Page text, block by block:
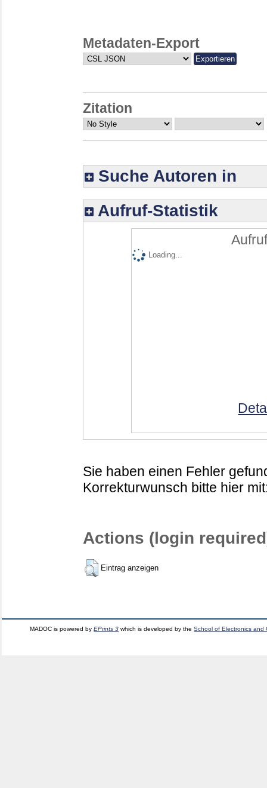
Metadaten-Export
Zitation
Suche Autoren in
Aufruf-Statistik
Loading...
Sie haben einen Fehler
Korrekturwunsch bitte hier
Actions (login
Eintrag anzeigen
MADOC is powered byEPrints 3 which is developed by theSchool of Electronics and